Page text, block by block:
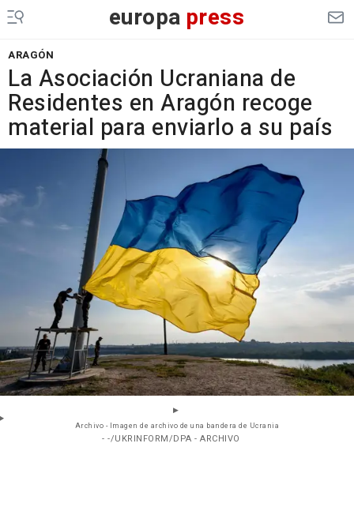
europa press
ARAGÓN
La Asociación Ucraniana de
Residentes en Aragón recoge
material para enviarlo a su país
Archivo - Imagen de archivo de una bandera de Ucrania
- -/UKRINFORM/DPA - ARCHIVO